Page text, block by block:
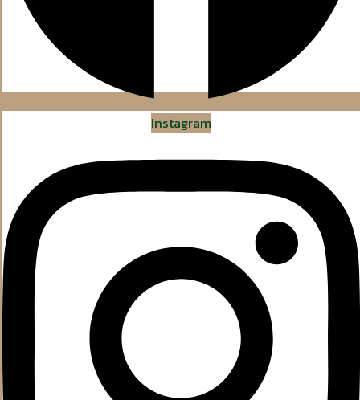
Instagram